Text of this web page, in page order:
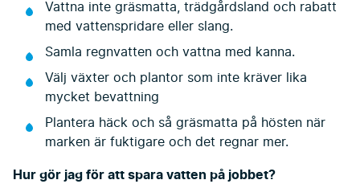
Vattna inte gräsmatta, trädgårdsland och rabatt
med vattenspridare eller slang.
Samla regnvatten och vattna med kanna.
Välj växter och plantor som inte kräver lika
mycket bevattning
Plantera häck och så gräsmatta på hösten när
marken är fuktigare och det regnar mer.
Hur gör jag för att spara vatten på jobbet?